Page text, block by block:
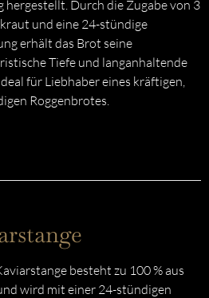
hergestellt. Durch die Zugabe von 3
und eine 24-stündige
erhält das Brot seine
Tiefe und langanhaltende
für Liebhaber eines kräftigen,
Roggenbrotes.
besteht zu 100 % aus
wird mit einer 24-stündigen